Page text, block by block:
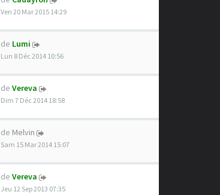
Ven 20 Mar 2015 14:29
de Lumi
Lun 8 Déc 2014 10:56
de Vereva
Dim 7 Déc 2014 18:58
de Melvin
Sam 15 Mar 2014 15:07
de Vereva
Jeu 12 Sep 2013 07:35